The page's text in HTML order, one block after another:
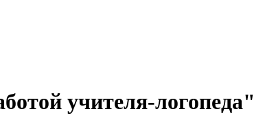
учителя-логопеда"